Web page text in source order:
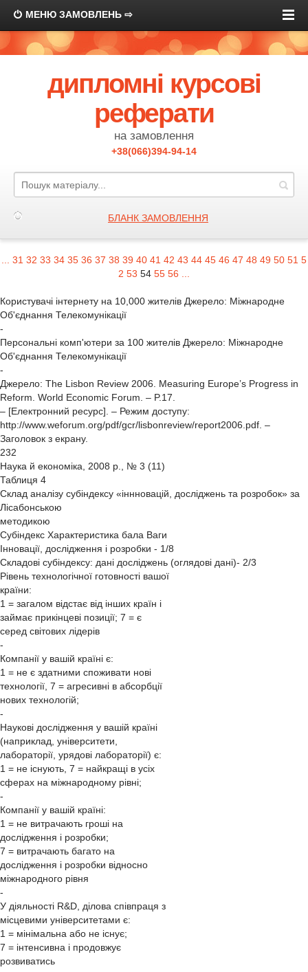
МЕНЮ ЗАМОВЛЕНЬ ⇨
дипломні курсові
реферати
на замовлення
+38(066)394-94-14
БЛАНК ЗАМОВЛЕННЯ
31 32 33 34 35 36 37 38 39 40 41 42 43 44 45 46 47 48 49 50 51 5
2 53 54 55 56
Користувачі інтернету на 10,000 жителів Джерело: Міжнародне
Об'єднання Телекомунікації
-
Персональні комп'ютери за 100 жителів Джерело: Міжнародне
Об'єднання Телекомунікації
-
Джерело: The Lisbon Review 2006. Measuring Europe’s Progress in
Reform. World Economic Forum. – P.17.
– [Електронний ресурс]. – Режим доступу:
http://www.weforum.org/pdf/gcr/lisbonreview/report2006.pdf. –
Заголовок з екрану.
232
Наука й економіка, 2008 р., № 3 (11)
Таблиця 4
Склад аналізу субіндексу «іннновацій, досліджень та розробок» за
Лісабонською
методикою
Субіндекс Характеристика бала Ваги
Інновації, дослідження і розробки - 1/8
Складові субіндексу: дані досліджень (оглядові дані)- 2/3
Рівень технологічної готовності вашої
країни:
1 = загалом відстає від інших країн і
займає прикінцеві позиції; 7 = є
серед світових лідерів
-
Компанії у вашій країні є:
1 = не є здатними споживати нові
технології, 7 = агресивні в абсорбції
нових технологій;
-
Наукові дослідження у вашій країні
(наприклад, університети,
лабораторії, урядові лабораторії) є:
1 = не існують, 7 = найкращі в усіх
сферах на міжнародному рівні;
-
Компанії у вашій країні:
1 = не витрачають гроші на
дослідження і розробки;
7 = витрачають багато на
дослідження і розробки відносно
міжнародного рівня
-
У діяльності R&D, ділова співпраця з
місцевими університетами є:
1 = мінімальна або не існує;
7 = інтенсивна і продовжує
розвиватись